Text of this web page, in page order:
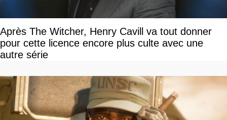
Après The Witcher, Henry Cavill va tout donner
pour cette licence encore plus culte avec une
autre série